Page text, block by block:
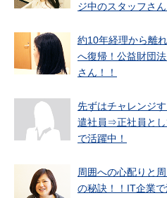
ジ中のスタッフさん
約10年経理から離
へ復帰！公益財団
さん！！
先ずはチャレンジ
遣社員⇒正社員と
で活躍中！
周囲への心配りと
の秘訣！！IT企業